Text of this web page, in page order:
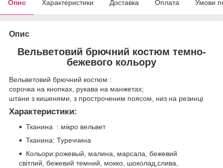
Опис Характеристики Доставка Оплата Умови
Опис
Вельветовий брючний костюм темно-
бежевого кольору
Вельветовий брючний костюм :
сорочка на кнопках, рукава на манжетах;
штани з кишенями, з простроченим поясом, низ на резинці
Характеристики:
Тканина : мікро вельвет
Тканина: Туреччина
Кольори:рожевый, малина, марсала, бежевий
світлий, бежевий темний, мокко, шоколад,слива,